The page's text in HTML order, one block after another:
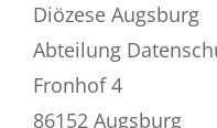
Diözese Augsburg
Abteilung
Fronhof 4
86152 Augsburg